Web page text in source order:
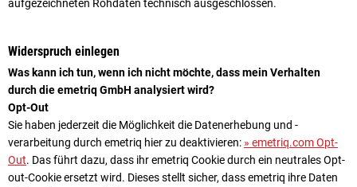
aufgezeichneten Rohdaten technisch ausgeschlossen.
Widerspruch einlegen
Was kann ich tun, wenn ich nicht möchte, dass mein Verhalten
durch die emetriq GmbH analysiert wird?
Opt-Out
Sie haben jederzeit die Möglichkeit die Datenerhebung und -
verarbeitung durch emetriq hier zu deaktivieren: » emetriq.com Opt-
Out. Das führt dazu, dass ihr emetriq Cookie durch ein neutrales Opt-
out-Cookie ersetzt wird. Dieses stellt sicher, dass emetriq ihre Daten